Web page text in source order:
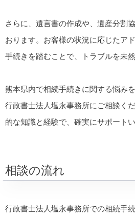
さらに、遺言書の作成や、遺産分割
おります。お客様の状況に応じたア
手続きを踏むことで、トラブルを未然
熊本県内で相続手続きに関する悩み
行政書士法人塩永事務所にご相談く
的な知識と経験で、確実にサポートい
相談の流れ
行政書士法人塩永事務所での相続手